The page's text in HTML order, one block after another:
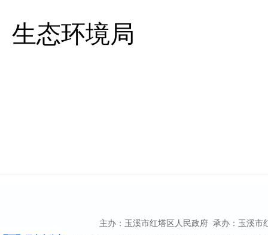
生态环境局
主办：玉溪市红塔区人民政府 承办：玉溪市